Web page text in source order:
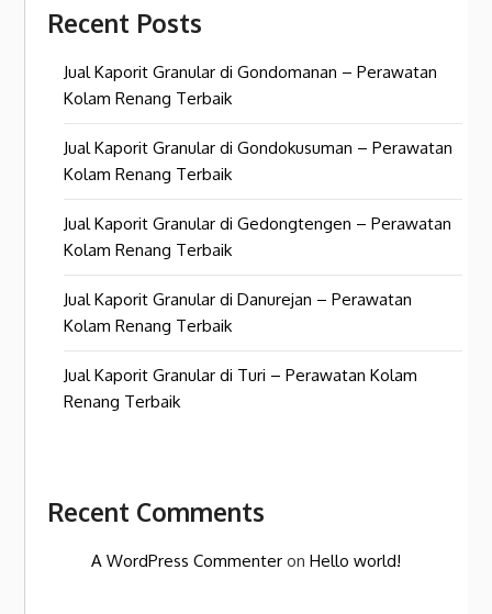
Recent Posts
Jual Kaporit Granular di Gondomanan – Perawatan
Kolam Renang Terbaik
Jual Kaporit Granular di Gondokusuman – Perawatan
Kolam Renang Terbaik
Jual Kaporit Granular di Gedongtengen – Perawatan
Kolam Renang Terbaik
Jual Kaporit Granular di Danurejan – Perawatan
Kolam Renang Terbaik
Jual Kaporit Granular di Turi – Perawatan Kolam
Renang Terbaik
Recent Comments
A WordPress Commenter onHello world!